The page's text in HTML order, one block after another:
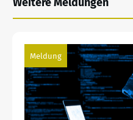
Meldung